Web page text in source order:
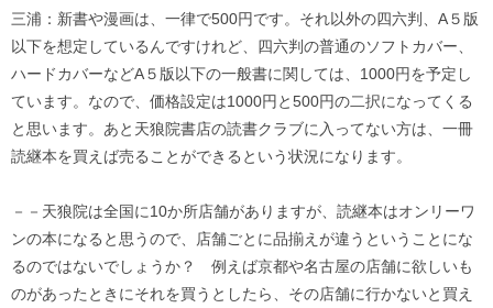
三浦：新書や漫画は、一律で500円です。それ以外の四六判、A５版
以下を想定しているんですけれど、四六判の普通のソフトカバー、
ハードカバーなどA５版以下の一般書に関しては、1000円を予定し
ています。なので、価格設定は1000円と500円の二択になってくる
と思います。あと天狼院書店の読書クラブに入ってない方は、一冊
読継本を買えば売ることができるという状況になります。
－－天狼院は全国に10か所店舗がありますが、読継本はオンリーワ
ンの本になると思うので、店舗ごとに品揃えが違うということにな
るのではないでしょうか？ 例えば京都や名古屋の店舗に欲しいも
のがあったときにそれを買うとしたら、その店舗に行かないと買え